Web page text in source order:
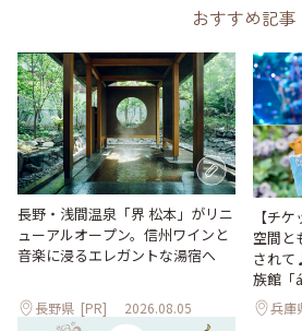
おすすめ記事
長野・浅間温泉「界 松本」がリニ
ューアルオープン。信州ワインと
音楽に浸るエレガントな湯宿へ
長野県 [PR] 2026.08.05
【チ
空間と
されて
族館「
兵庫